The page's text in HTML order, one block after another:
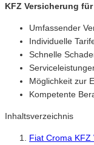
KFZ Versicherung
Umfassender
Individuelle
Schnelle
Möglichkeit zur
Kompetente
Inhaltsverzeichnis
Fiat Croma KFZ